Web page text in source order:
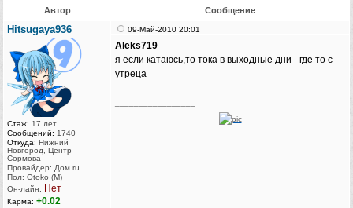
Автор Сообщение
Hitsugaya936
Стаж: 17 лет
Сообщений: 1740
Откуда: Нижний
Новгород, Центр
Сормова
Провайдер: Дом.ru
Пол: Otoko (M)
Он-лайн: Нет
Карма: +0.02
09-Май-2010 20:01
Aleks719
я если катаюсь,то тока в выходные дни - где то с
утреца